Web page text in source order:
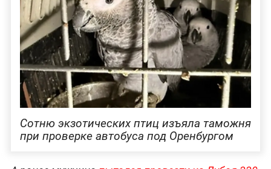
Сотню экзотических птиц изъяла таможня
при проверке автобуса под Оренбургом